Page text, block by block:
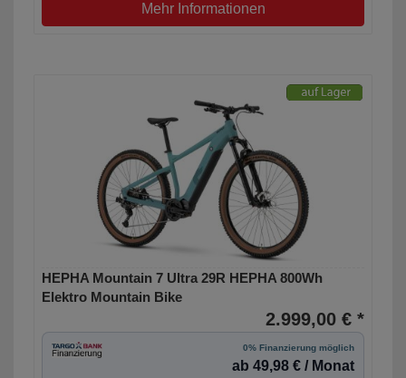
Mehr Informationen
HEPHA Mountain 7 Ultra 29R HEPHA 800Wh
Elektro Mountain Bike
2.999,00 € *
0% Finanzierung möglich
ab 49,98 € / Monat